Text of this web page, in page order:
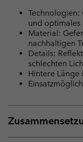
und optimales
Material:
nachhaltigen
Details:
schlechten
Hintere Länge